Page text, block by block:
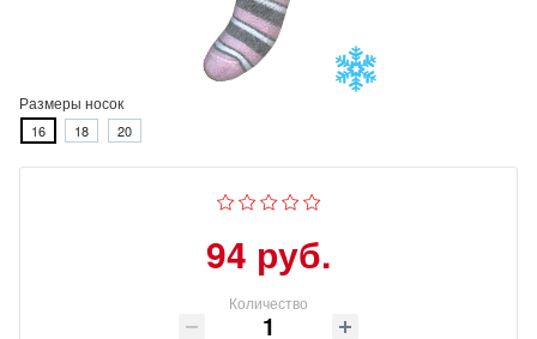
Размеры носок
16 18 20
94 руб.
Количество